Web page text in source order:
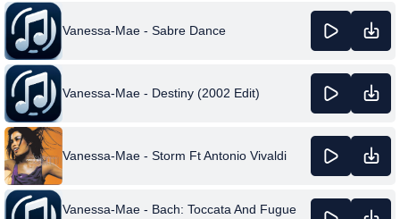
Vanessa-Mae - Sabre Dance
Vanessa-Mae - Destiny (2002 Edit)
Vanessa-Mae - Storm Ft Antonio Vivaldi
Vanessa-Mae - Bach: Toccata And Fugue